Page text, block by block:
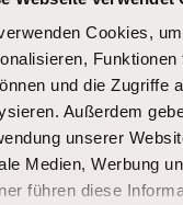
Cookies,
und die Zugriffe
Außerdem
unserer
Medien, Werbung
führen diese
Bitte
Sind